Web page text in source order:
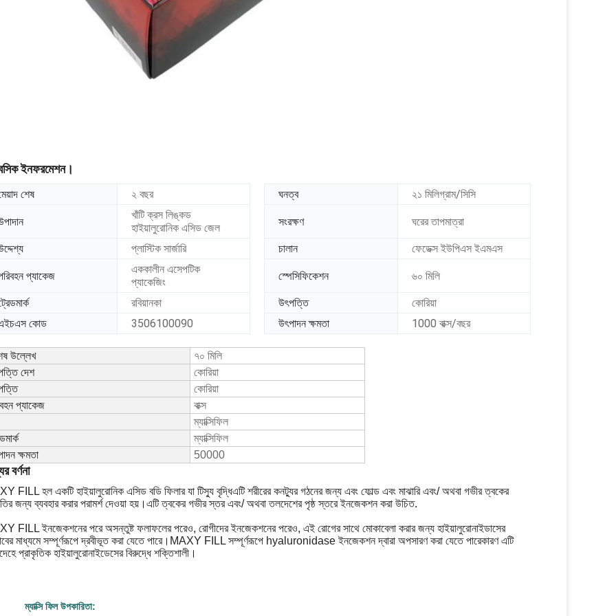
ইনফরমেশন।
শেষ ২ বছর ঘনত্ব ২১ মিলিগ্রাম/সিসি
খাঁটি ক্রস লিঙ্কড
হাইয়ালুরোনিক এসিড জেল
সংরক্ষণ ঘরের তাপমাত্রা
প্লাস্টিক সার্জারি চালান ফেডেক্স ইউপিএস ইএমএস
প্যাকেজ
এককালীন এসেপটিক
প্যাকেজিং
স্পেসিফিকেশন ৬০ মিলি
রবিয়ানকা উৎপত্তি
কোরিয়া
কোড
3506100090 উৎপাদন ক্ষমতা 1000 বাক্স/বছর
উল্লেখ
৭০ মিলি
দেশ
কোরিয়া
কোরিয়া
প্যাকেজ
বাক্স
ম্যাক্সিফিল
ম্যাক্সিফিল
ক্ষমতা
50000
বর্ণনা
FILL হল একটি হাইয়ালুরোনিক এসিড বডি ফিলার যা টিস্যু বৃদ্ধিএটি শরীরের কনট্যুর গঠনের জন্য এবং ফোল্ড এবং মাঝারি এবং/ অথবা গভীর ত্বকের
জন্য ব্যবহার করার পরামর্শ দেওয়া হয়।এটি ত্বকের গভীর স্তর এবং/ অথবা তলদেশের পৃষ্ঠ স্তরে ইনজেকশন করা উচিত.
FILL ইনজেকশনের পরে অসন্তুষ্ট ফলাফলের পরেও, রোগীদের ইনজেকশনের পরেও, এই রোগের সাথে মোকাবেলা করার জন্য হাইয়ালুরোনাইডাসের
মাধ্যমে সম্পূর্ণরূপে দ্রবীভূত করা যেতে পারে।MAXY FILL সম্পূর্ণরূপে hyaluronidase ইনজেকশন দ্বারা অপসারণ করা যেতে পারেকারণ এটি
প্রাকৃতিক হাইয়ালুরোনাইডেসের বিরুদ্ধে শক্তিশালী।
ম্যাক্সি ফিল উপকারিতা: